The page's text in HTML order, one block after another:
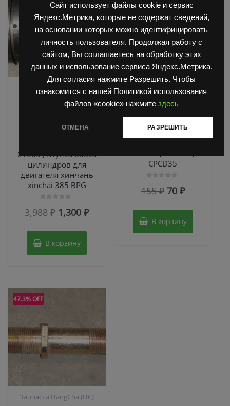
Сайт использует файлы cookie и сервис
Яндекс.Метрика, которые не содержат сведений,
на основании которых можно идентифицировать
личность пользователя. Продолжая работу с
сайтом, Вы соглашаетесь на обработку этих
данных и использование сервиса Яндекс.Метрика.
Для согласия нажмите Разрешить. Чтобы
ознакомится с нашей Политикой использования
файлов «cookie» нажмите здесь
ОТМЕНА РАЗРЕШИТЬ
HangCha (HC)
Гильза блока
01005 , Втулка блока
цилиндров для
двигателя хинчань
xinchai 385 BPG
0
3,988₽ Первоначальная
составляла
3,988 ₽.
1,300₽Текущая
В корзину
Запчасти HangCha (HC)
Болт колесный задний
Болт HC , Heli,
CPCD35
0
155₽
составляла
155 ₽.
70 ₽Текущая
70 ₽.
В корзину
47.3% OFF
Запчасти HangCha (HC)